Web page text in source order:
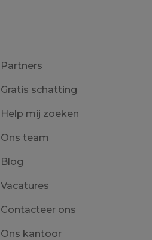
Partners
Gratis schatting
Help mij zoeken
Ons team
Blog
Vacatures
Contacteer ons
Ons kantoor